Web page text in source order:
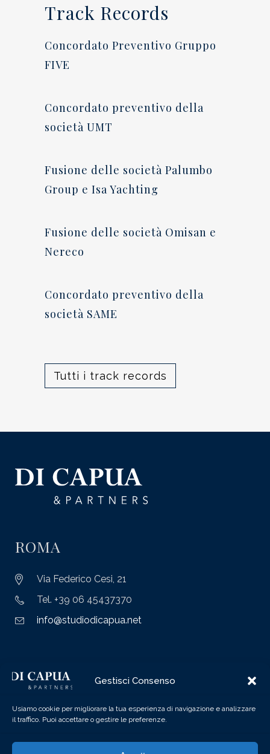
Gestisci Consenso
Usiamo cookie per migliorare la tua esperienza di navigazione e analizzare
il traffico. Puoi accettare o gestire le preferenze.
Track Records
Concordato Preventivo Gruppo
FIVE
Concordato preventivo della
società UMT
Fusione delle società Palumbo
Group e Isa Yachting
Fusione delle società Omisan e
Nereco
Concordato preventivo della
società SAME
Tutti i track records
ROMA
Via Federico Cesi, 21
Tel. +39 06 45437370
info@studiodicapua.net
MILANO
Via Felice Casati, 3